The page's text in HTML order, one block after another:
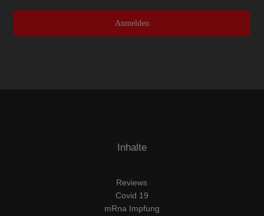
Anmelden
Inhalte
Reviews
Covid 19
mRna Impfung